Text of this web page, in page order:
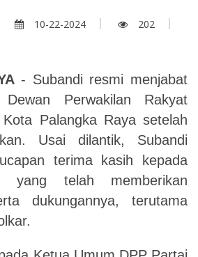
10-22-2024
202
- Subandi resmi menjabat
Perwakilan Rakyat
Palangka Raya setelah
Usai dilantik, Subandi
terima kasih kepada
yang telah memberikan
dukungannya, terutama